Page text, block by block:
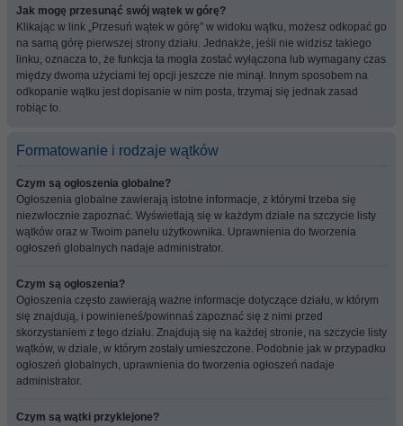
Jak mogę przesunąć swój wątek w górę?
Klikając w link „Przesuń wątek w górę” w widoku wątku, możesz odkopać go
na samą górę pierwszej strony działu. Jednakże, jeśli nie widzisz takiego
linku, oznacza to, że funkcja ta mogła zostać wyłączona lub wymagany czas
między dwoma użyciami tej opcji jeszcze nie minął. Innym sposobem na
odkopanie wątku jest dopisanie w nim posta, trzymaj się jednak zasad
robiąc to.
Formatowanie i rodzaje wątków
Czym są ogłoszenia globalne?
Ogłoszenia globalne zawierają istotne informacje, z którymi trzeba się
niezwłocznie zapoznać. Wyświetlają się w każdym dziale na szczycie listy
wątków oraz w Twoim panelu użytkownika. Uprawnienia do tworzenia
ogłoszeń globalnych nadaje administrator.
Czym są ogłoszenia?
Ogłoszenia często zawierają ważne informacje dotyczące działu, w którym
się znajdują, i powinieneś/powinnaś zapoznać się z nimi przed
skorzystaniem z tego działu. Znajdują się na każdej stronie, na szczycie listy
wątków, w dziale, w którym zostały umieszczone. Podobnie jak w przypadku
ogłoszeń globalnych, uprawnienia do tworzenia ogłoszeń nadaje
administrator.
Czym są wątki przyklejone?